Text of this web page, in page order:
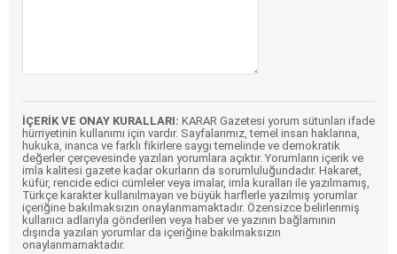
İÇERİK VE ONAY KURALLARI: KARAR Gazetesi yorum sütunları ifade
hürriyetinin kullanımı için vardır. Sayfalarımız, temel insan haklarına,
hukuka, inanca ve farklı fikirlere saygı temelinde ve demokratik
değerler çerçevesinde yazılan yorumlara açıktır. Yorumların içerik ve
imla kalitesi gazete kadar okurların da sorumluluğundadır. Hakaret,
küfür, rencide edici cümleler veya imalar, imla kuralları ile yazılmamış,
Türkçe karakter kullanılmayan ve büyük harflerle yazılmış yorumlar
içeriğine bakılmaksızın onaylanmamaktadır. Özensizce belirlenmiş
kullanıcı adlarıyla gönderilen veya haber ve yazının bağlamının
dışında yazılan yorumlar da içeriğine bakılmaksızın
onaylanmamaktadır.